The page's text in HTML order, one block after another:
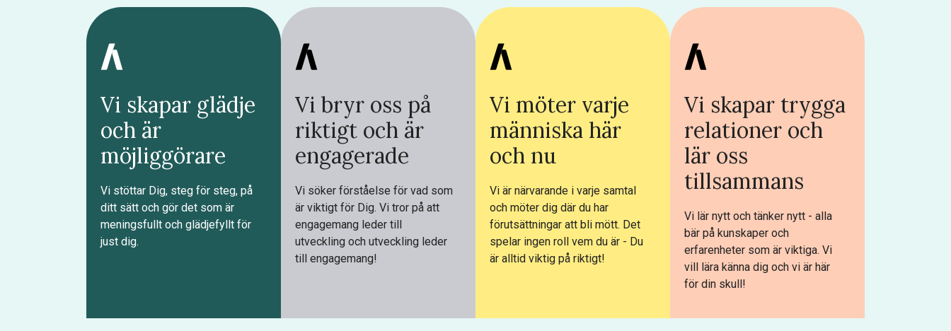
Vi skapar glädje
och är
möjliggörare
Vi stöttar Dig, steg för steg, på
ditt sätt och gör det som är
meningsfullt och glädjefyllt för
just dig.
Vi bryr oss på
riktigt och är
engagerade
Vi söker förståelse för vad som
är viktigt för Dig. Vi tror på att
engagemang leder till
utveckling och utveckling leder
till engagemang!
Vi möter varje
människa här
och nu
Vi är närvarande i varje samtal
och möter dig där du har
förutsättningar att bli mött. Det
spelar ingen roll vem du är - Du
är alltid viktig på riktigt!
Vi skapar trygga
relationer och
lär oss
tillsammans
Vi lär nytt och tänker nytt - alla
bär på kunskaper och
erfarenheter som är viktiga. Vi
vill lära känna dig och vi är här
för din skull!